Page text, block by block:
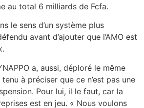
au total 6 milliards de Fcfa.
le sens d’un système plus
avant d’ajouter que l’AMO est
a, aussi, déploré le même
à préciser que ce n’est pas une
Pour lui, il le faut, car la
est en jeu. « Nous voulons